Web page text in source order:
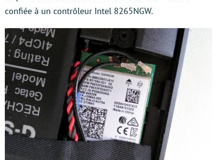
confiée à un contrôleur Intel 8265NGW.